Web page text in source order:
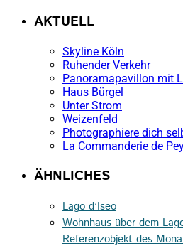
AKTUELL
Skyline Köln
Ruhender Verkehr
Panoramapavillon mit
Haus Bürgel
Unter Strom
Weizenfeld
Photographiere dich
La Commanderie de
ÄHNLICHES
Lago d’Iseo
Wohnhaus über dem
Referenzobjekt des